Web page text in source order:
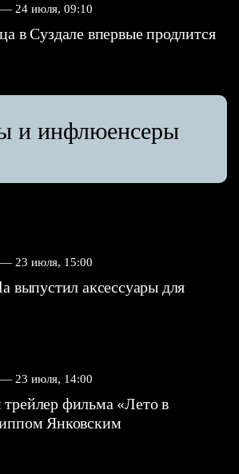
— 24 июля, 09:10
в Суздале впервые продлится
и инфлюенсеры
— 23 июля, 15:00
выпустил аксессуары для
— 23 июля, 14:00
фильма «Лето в
Янковским